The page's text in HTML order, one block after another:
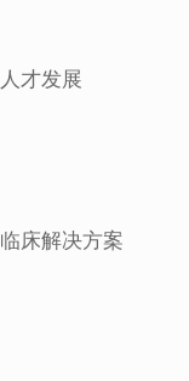
人才发展
临床解决方案